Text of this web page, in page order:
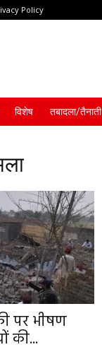
Policy
विशेष तबादला/तैनाती
पर भीषण
की...